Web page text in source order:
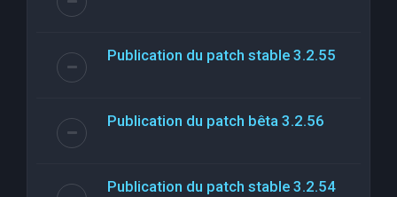
Publication du patch stable 3.2.55
Publication du patch bêta 3.2.56
Publication du patch stable 3.2.54